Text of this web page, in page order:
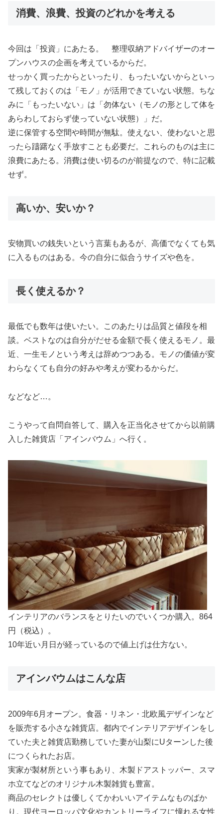
消費、浪費、投資のどれかを考える
今回は「投資」にあたる。 整理収納アドバイザーのオー
プンハウスの企画を考えているからだ。
せっかく買ったからといったり、もったいないからといっ
て残しておくのは「モノ」が活用できていない状態。ちな
みに「もったいない」は「勿体ない（モノの形として体を
あらわしておらず使っていない状態）」だ。
逆に保管する空間や時間が無駄。使えない、使わないと思
ったら躊躇なく手放すことも必要だ。これらのものは主に
浪費にあたる。消費は使い切るのが前提なので、特に記載
せず。
高いか、安いか？
安物買いの銭失いという言葉もあるが、高価でなくても気
に入るものはある。今の自分に似合うサイズや色を。
長く使えるか？
最低でも数年は使いたい。このあたりは品質と値段を相
談。ベストなのは自分がだせる金額で長く使えるモノ。最
近、一生モノという考えは辞めつつある。モノの価値が変
わらなくても自分の好みや考えが変わるからだ。
などなど…。
こうやって自問自答して、購入を正当化させてから以前購
入した雑貨店「アインバウム」へ行く。
インテリアのバランスをとりたいのでいくつか購入。864
円（税込）。
10年近い月日が経っているので値上げは仕方ない。
アインバウムはこんな店
2009年6月オープン。食器・リネン・北欧風デザインなど
を販売する小さな雑貨店。都内でインテリアデザインをし
ていた夫と雑貨店勤務していた妻が山梨にUターンした後
につくられたお店。
実家が製材所という事もあり、木製ドアストッパー、スマ
ホ立てなどのオリジナル木製雑貨も豊富。
商品のセレクトは優しくてかわいいアイテムなものばか
り。現代ヨーロッパ文化やカントリーライフに憧れる女性